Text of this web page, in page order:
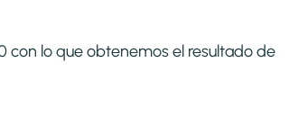
con lo que obtenemos el resultado de